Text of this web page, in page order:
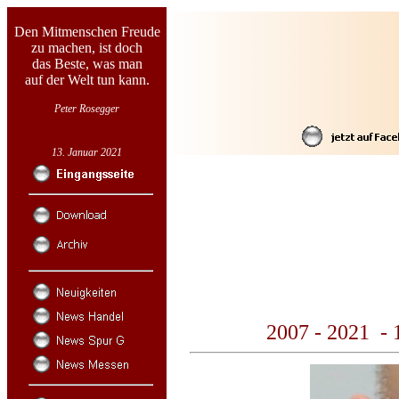
Den Mitmenschen Freude
zu machen, ist doch
das Beste, was man
auf der Welt tun kann.
Peter Rosegger
13. Januar 2021
2007 - 2021 -